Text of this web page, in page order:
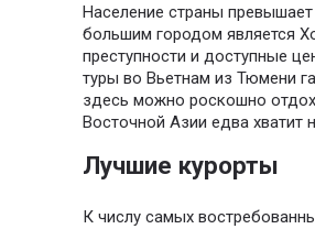
Население страны
большим городом является
преступности и доступные
туры во Вьетнам из Тюмени
здесь можно роскошно
Восточной Азии едва хватит
Лучшие курорты
К числу самых